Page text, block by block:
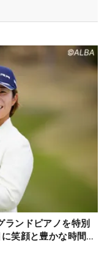
ランドピアノを特別
笑顔と豊かな時間